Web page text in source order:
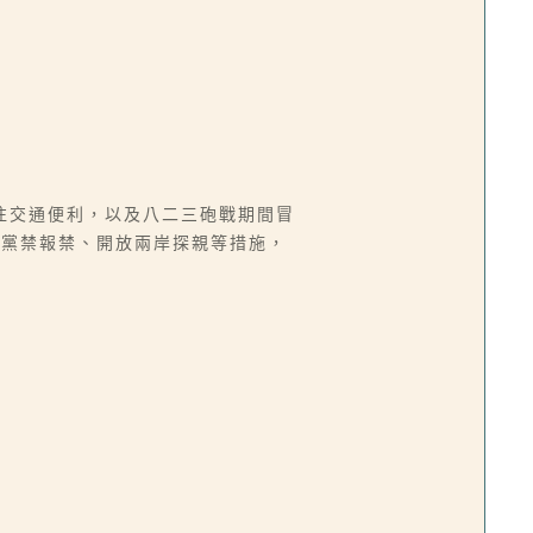
通便利，以及八二三砲戰期間冒
禁報禁、開放兩岸探親等措施，